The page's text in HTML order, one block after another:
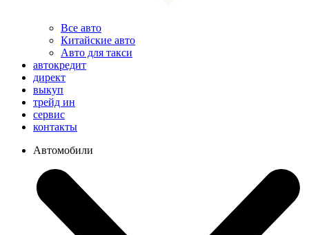
Все авто
Китайские авто
Авто для такси
автокредит
директ
выкуп
трейд ин
сервис
контакты
Автомобили